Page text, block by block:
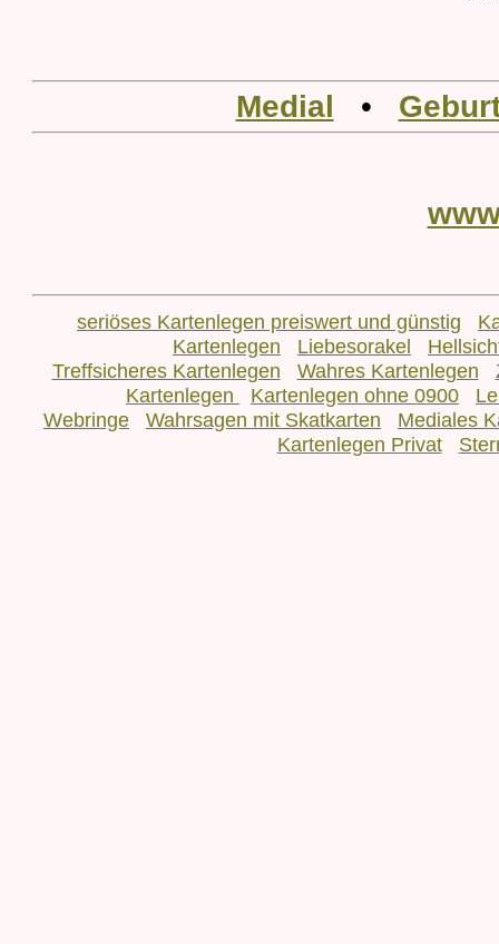
Medial •
seriöses Kartenlegen preiswert und günstig
Kartenlegen
Liebesorakel
Treffsicheres Kartenlegen
Wahres Kartenlegen
Kartenlegen
Kartenlegen ohne 0900
Webringe
Wahrsagen mit Skatkarten
Mediales
Kartenlegen Privat